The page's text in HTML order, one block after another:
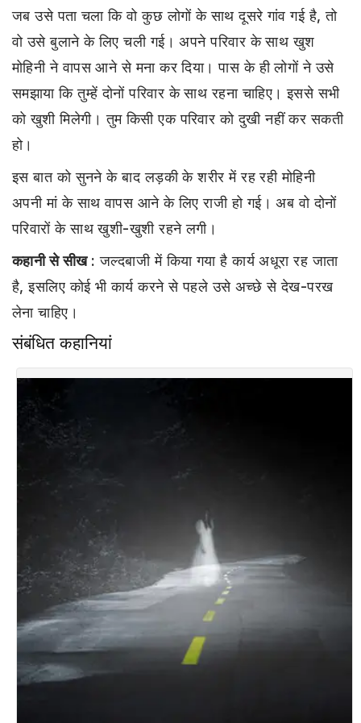
जब उसे पता चला कि वो कुछ लोगों के साथ दूसरे गांव गई है, तो
वो उसे बुलाने के लिए चली गई। अपने परिवार के साथ खुश
मोहिनी ने वापस आने से मना कर दिया। पास के ही लोगों ने उसे
समझाया कि तुम्हें दोनों परिवार के साथ रहना चाहिए। इससे सभी
को खुशी मिलेगी। तुम किसी एक परिवार को दुखी नहीं कर सकती
हो।
इस बात को सुनने के बाद लड़की के शरीर में रह रही मोहिनी
अपनी मां के साथ वापस आने के लिए राजी हो गई। अब वो दोनों
परिवारों के साथ खुशी-खुशी रहने लगी।
कहानी से सीख : जल्दबाजी में किया गया है कार्य अधूरा रह जाता
है, इसलिए कोई भी कार्य करने से पहले उसे अच्छे से देख-परख
लेना चाहिए।
संबंधित कहानियां